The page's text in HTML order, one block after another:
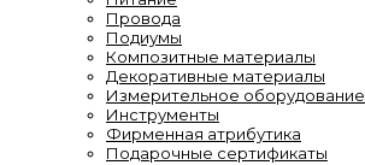
Провода
Подиумы
Композитные материалы
Декоративные материалы
Измерительное оборудование
Инструменты
Фирменная атрибутика
Подарочные сертификаты